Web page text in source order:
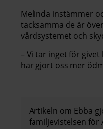
Melinda instämmer
tacksamma de är
vårdsystemet och
– Vi tar inget för givet
har gjort oss mer
Artikeln om Ebba
familjevistelsen för